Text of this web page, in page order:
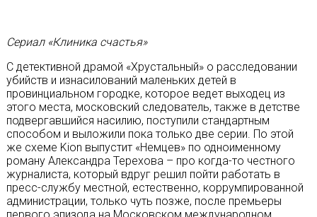
Сериал «Клиника счастья»
С детективной драмой «Хрустальный» о расследовании
убийств и изнасилований маленьких детей в
провинциальном городке, которое ведет выходец из
этого места, московский следователь, также в детстве
подвергавшийся насилию, поступили стандартным
способом и выложили пока только две серии. По этой
же схеме Kion выпустит «Немцев» по одноименному
роману Александра Терехова – про когда-то честного
журналиста, который вдруг решил пойти работать в
пресс-службу местной, естественно, коррумпированной
администрации, только чуть позже, после премьеры